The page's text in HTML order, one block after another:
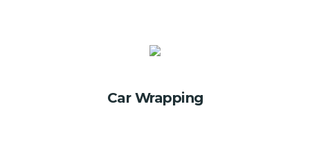
Car Wrapping